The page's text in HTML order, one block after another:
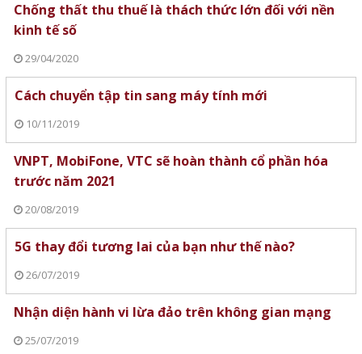
Chống thất thu thuế là thách thức lớn đối với nền
kinh tế số
29/04/2020
Cách chuyển tập tin sang máy tính mới
10/11/2019
VNPT, MobiFone, VTC sẽ hoàn thành cổ phần hóa
trước năm 2021
20/08/2019
5G thay đổi tương lai của bạn như thế nào?
26/07/2019
Nhận diện hành vi lừa đảo trên không gian mạng
25/07/2019